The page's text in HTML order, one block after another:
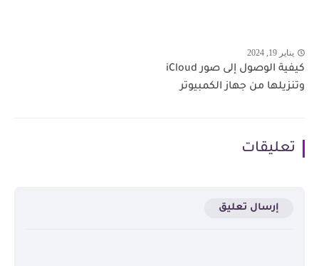
يناير 19, 2024
كيفية الوصول إلى صور iCloud
وتنزيلها من جهاز الكمبيوتر
تعليقات
إرسال تعليق